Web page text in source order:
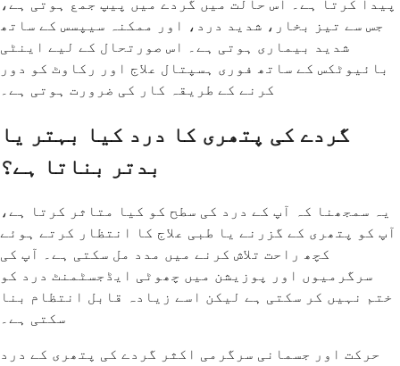
پیدا کرتا ہے۔ اس حالت میں گردے میں پیپ جمع ہوتی ہے،
جس سے تیز بخار، شدید درد، اور ممکنہ سیپسس کے ساتھ
شدید بیماری ہوتی ہے۔ اس صورتحال کے لیے اینٹی
بائیوٹکس کے ساتھ فوری ہسپتال علاج اور رکاوٹ کو دور
کرنے کے طریقہ کار کی ضرورت ہوتی ہے۔
گردے کی پتھری کا درد کیا بہتر یا
بدتر بناتا ہے؟
یہ سمجھنا کہ آپ کے درد کی سطح کو کیا متاثر کرتا ہے،
آپ کو پتھری کے گزرنے یا طبی علاج کا انتظار کرتے ہوئے
کچھ راحت تلاش کرنے میں مدد مل سکتی ہے۔ آپ کی
سرگرمیوں اور پوزیشن میں چھوٹی ایڈجسٹمنٹ درد کو
ختم نہیں کر سکتی ہے لیکن اسے زیادہ قابل انتظام بنا
سکتی ہے۔
حرکت اور جسمانی سرگرمی اکثر گردے کی پتھری کے درد